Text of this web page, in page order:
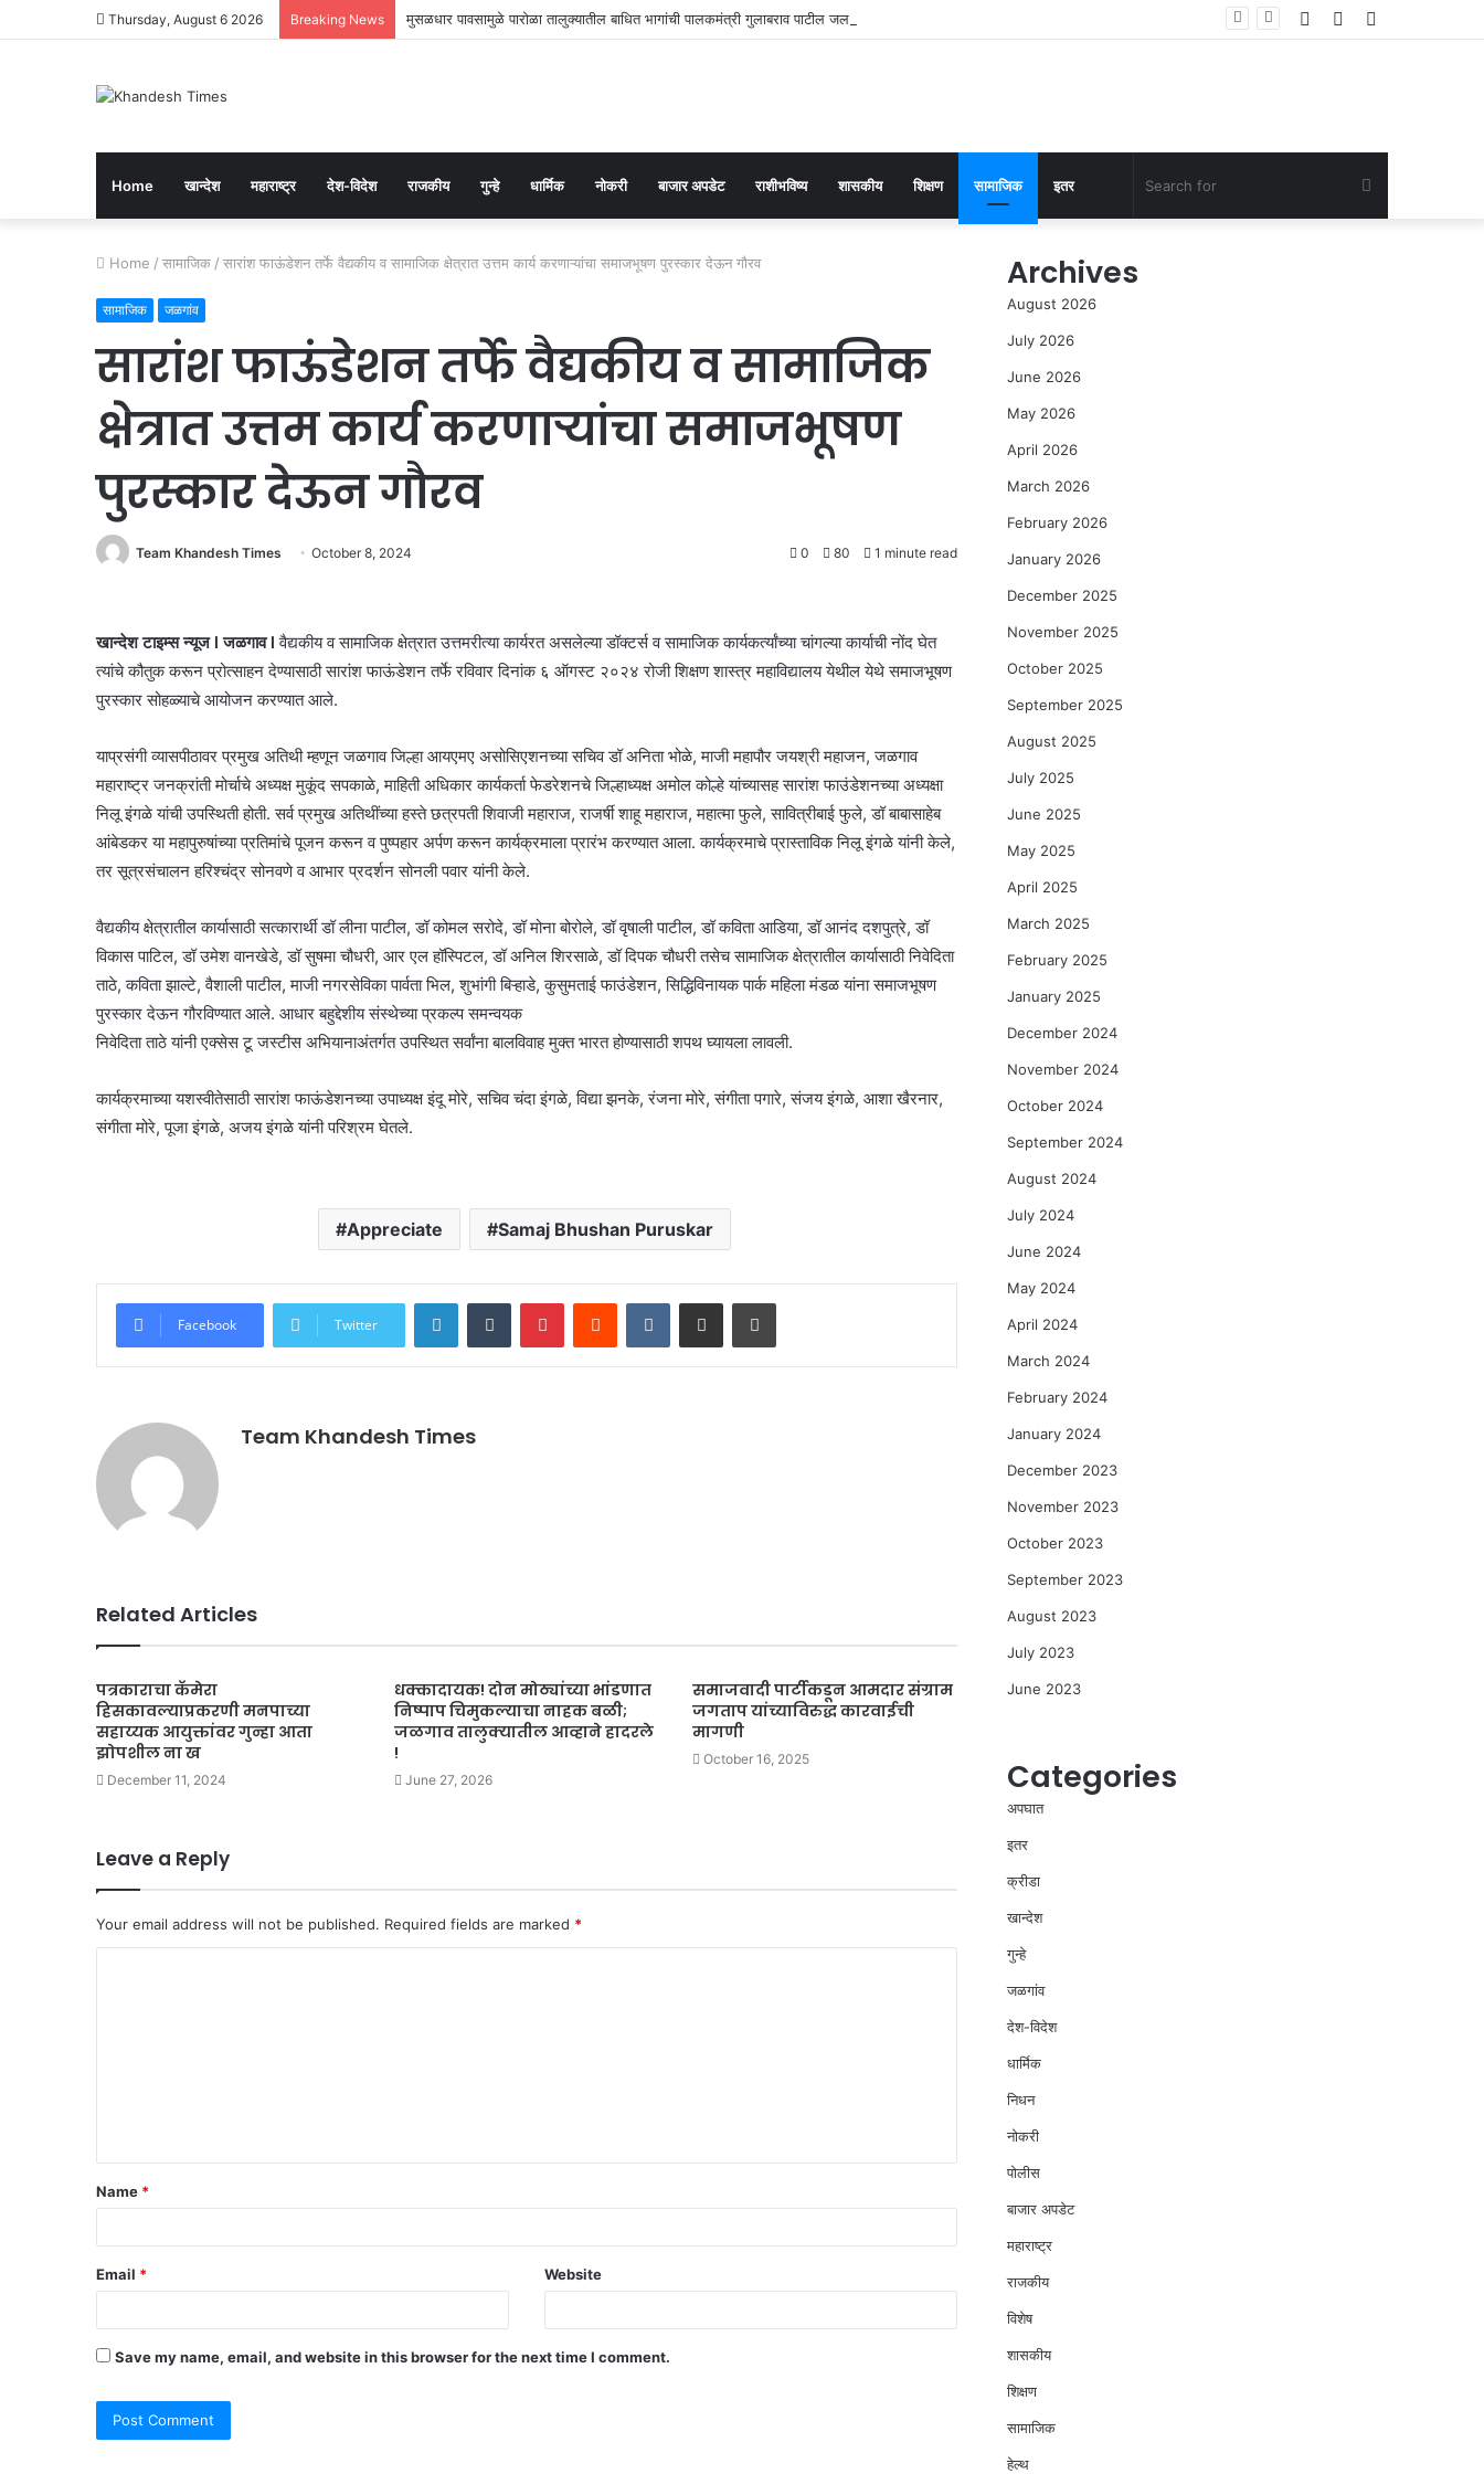
Thursday, August 6 2026 Breaking News मुसळधार पावसामुळे पारोळा तालुक्यातील बाधित भागांची पालकमंत्री गुलाबराव पाटील जलसंपदा मंत्री गिरीश महाजन यांनी केली पाहणी
Random
Log
Home खान्देश महाराष्ट्र देश-विदेश राजकीय गुन्हे धार्मिक नोकरी बाजार अपडेट राशीभविष्य शासकीय शिक्षण सामाजिक इतर Search
Home / सामाजिक / सारांश फाऊंडेशन तर्फे वैद्यकीय व सामाजिक क्षेत्रात उत्तम कार्य करणाऱ्यांचा समाजभूषण पुरस्कार देऊन गौरव
सामाजिक जळगांव
सारांश फाऊंडेशन तर्फे वैद्यकीय व सामाजिक
क्षेत्रात उत्तम कार्य करणाऱ्यांचा समाजभूषण
पुरस्कार देऊन गौरव
Team Khandesh Times October 8, 2024 0 80 1 minute read
खान्देश टाइम्स न्यूज l जळगाव l वैद्यकीय व सामाजिक क्षेत्रात उत्तमरीत्या कार्यरत असलेल्या डॉक्टर्स व सामाजिक कार्यकर्त्यांच्या चांगल्या कार्याची नोंद घेत
त्यांचे कौतुक करून प्रोत्साहन देण्यासाठी सारांश फाऊंडेशन तर्फे रविवार दिनांक ६ ऑगस्ट २०२४ रोजी शिक्षण शास्त्र महाविद्यालय येथील येथे समाजभूषण
पुरस्कार सोहळ्याचे आयोजन करण्यात आले.
याप्रसंगी व्यासपीठावर प्रमुख अतिथी म्हणून जळगाव जिल्हा आयएमए असोसिएशनच्या सचिव डॉ अनिता भोळे, माजी महापौर जयश्री महाजन, जळगाव
महाराष्ट्र जनक्रांती मोर्चाचे अध्यक्ष मुकूंद सपकाळे, माहिती अधिकार कार्यकर्ता फेडरेशनचे जिल्हाध्यक्ष अमोल कोल्हे यांच्यासह सारांश फाउंडेशनच्या अध्यक्षा
निलू इंगळे यांची उपस्थिती होती. सर्व प्रमुख अतिथींच्या हस्ते छत्रपती शिवाजी महाराज, राजर्षी शाहू महाराज, महात्मा फुले, सावित्रीबाई फुले, डॉ बाबासाहेब
आंबेडकर या महापुरुषांच्या प्रतिमांचे पूजन करून व पुष्पहार अर्पण करून कार्यक्रमाला प्रारंभ करण्यात आला. कार्यक्रमाचे प्रास्ताविक निलू इंगळे यांनी केले,
तर सूत्रसंचालन हरिश्चंद्र सोनवणे व आभार प्रदर्शन सोनली पवार यांनी केले.
वैद्यकीय क्षेत्रातील कार्यासाठी सत्कारार्थी डॉ लीना पाटील, डॉ कोमल सरोदे, डॉ मोना बोरोले, डॉ वृषाली पाटील, डॉ कविता आडिया, डॉ आनंद दशपुत्रे, डॉ
विकास पाटिल, डॉ उमेश वानखेडे, डॉ सुषमा चौधरी, आर एल हॉस्पिटल, डॉ अनिल शिरसाळे, डॉ दिपक चौधरी तसेच सामाजिक क्षेत्रातील कार्यासाठी निवेदिता
ताठे, कविता झाल्टे, वैशाली पाटील, माजी नगरसेविका पार्वता भिल, शुभांगी बिऱ्हाडे, कुसुमताई फाउंडेशन, सिद्धिविनायक पार्क महिला मंडळ यांना समाजभूषण
पुरस्कार देऊन गौरविण्यात आले. आधार बहुद्देशीय संस्थेच्या प्रकल्प समन्वयक
निवेदिता ताठे यांनी एक्सेस टू जस्टीस अभियानाअंतर्गत उपस्थित सर्वांना बालविवाह मुक्त भारत होण्यासाठी शपथ घ्यायला लावली.
कार्यक्रमाच्या यशस्वीतेसाठी सारांश फाऊंडेशनच्या उपाध्यक्ष इंदू मोरे, सचिव चंदा इंगळे, विद्या झनके, रंजना मोरे, संगीता पगारे, संजय इंगळे, आशा खैरनार,
संगीता मोरे, पूजा इंगळे, अजय इंगळे यांनी परिश्रम घेतले.
Appreciate Samaj Bhushan Puruskar
Facebook Twitter
LinkedInTumblr PinterestReddit VKontakteShare via Email Print
Team Khandesh Times
Related Articles
पत्रकाराचा कॅमेरा
हिसकावल्याप्रकरणी मनपाच्या
सहाय्यक आयुक्तांवर गुन्हा आता
झोपशील ना ख
December 11, 2024
धक्कादायक! दोन मोठ्यांच्या भांडणात
निष्पाप चिमुकल्याचा नाहक बळी;
जळगाव तालुक्यातील आव्हाने हादरले
!
June 27, 2026
समाजवादी पार्टीकडून आमदार संग्राम
जगताप यांच्याविरुद्ध कारवाईची
मागणी
October 16, 2025
Leave a Reply
Your email address will not be published. Required fields are marked *
t
*
Name *
Email * Website
Save my name, email, and website in this browser for the next time I comment.
Archives
August 2026
July 2026
June 2026
May 2026
April 2026
March 2026
February 2026
January 2026
December 2025
November 2025
October 2025
September 2025
August 2025
July 2025
June 2025
May 2025
April 2025
March 2025
February 2025
January 2025
December 2024
November 2024
October 2024
September 2024
August 2024
July 2024
June 2024
May 2024
April 2024
March 2024
February 2024
January 2024
December 2023
November 2023
October 2023
September 2023
August 2023
July 2023
June 2023
Categories
अपघात
इतर
क्रीडा
खान्देश
गुन्हे
जळगांव
देश-विदेश
धार्मिक
निधन
नोकरी
पोलीस
बाजार अपडेट
महाराष्ट्र
राजकीय
विशेष
शासकीय
शिक्षण
सामाजिक
हेल्थ